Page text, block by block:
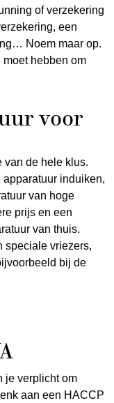
of verzekering
een
Noem maar op.
hebben om
voor
van de hele klus.
induiken,
van hoge
prijs en een
van thuis.
speciale vriezers,
bij de
je verplicht om
aan een HACCP